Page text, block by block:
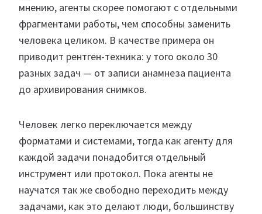
мнению, агенты скорее помогают с отдельными
фрагментами работы, чем способны заменить
человека целиком. В качестве примера он
приводит рентген-техника: у того около 30
разных задач — от записи анамнеза пациента
до архивирования снимков.
Человек легко переключается между
форматами и системами, тогда как агенту для
каждой задачи понадобится отдельный
инструмент или протокол. Пока агенты не
научатся так же свободно переходить между
задачами, как это делают люди, большинству